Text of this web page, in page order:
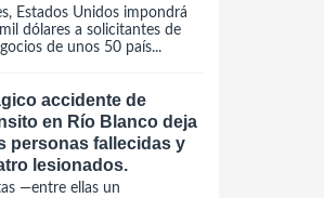
Estados Unidos impondrá
dólares a solicitantes de
de unos 50 país...
accidente de
en Río Blanco deja
personas fallecidas y
lesionados.
—entre ellas un